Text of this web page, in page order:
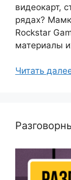
видеокарт,
рядах?
Rockstar
материалы
Читать